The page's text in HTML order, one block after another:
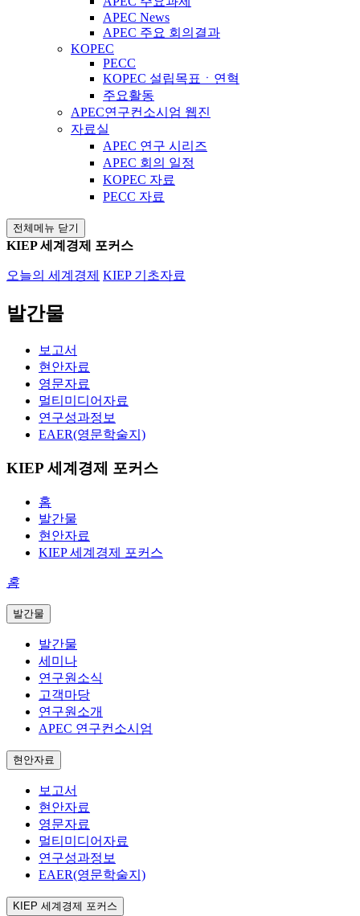
APEC News
APEC 주요 회의결과
KOPEC
PECC
KOPEC 설립목표ㆍ연혁
주요활동
APEC연구컨소시엄 웹진
자료실
APEC 연구 시리즈
APEC 회의 일정
KOPEC 자료
PECC 자료
전체메뉴 닫기
KIEP 세계경제 포커스
오늘의 세계경제 KIEP 기초자료
발간물
보고서
현안자료
영문자료
멀티미디어자료
연구성과정보
EAER(영문학술지)
KIEP 세계경제 포커스
홈
발간물
현안자료
KIEP 세계경제 포커스
홈
발간물
발간물
세미나
연구원소식
고객마당
연구원소개
APEC 연구컨소시엄
현안자료
보고서
현안자료
영문자료
멀티미디어자료
연구성과정보
EAER(영문학술지)
KIEP 세계경제 포커스